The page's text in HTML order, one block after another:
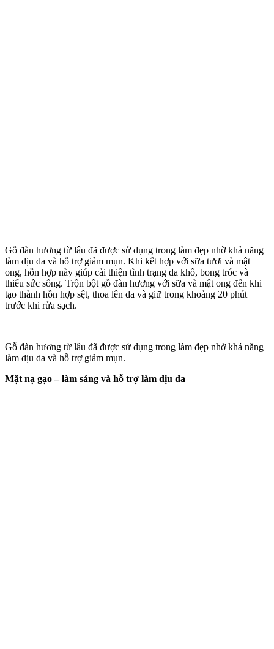
Gỗ đàn hương từ lâu đã được sử dụng trong làm đẹp nhờ khả năng
làm dịu da và hỗ trợ giảm mụn. Khi kết hợp với sữa tươi và mật
ong, hỗn hợp này giúp cải thiện tình trạng da khô, bong tróc và
thiếu sức sống. Trộn bột gỗ đàn hương với sữa và mật ong đến khi
tạo thành hỗn hợp sệt, thoa lên da và giữ trong khoảng 20 phút
trước khi rửa sạch.
Gỗ đàn hương từ lâu đã được sử dụng trong làm đẹp nhờ khả năng
làm dịu da và hỗ trợ giảm mụn.
Mặt nạ gạo – làm sáng và hỗ trợ làm dịu da